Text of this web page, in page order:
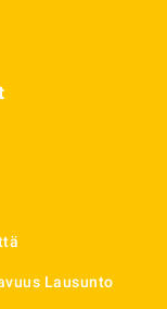
Lausunto